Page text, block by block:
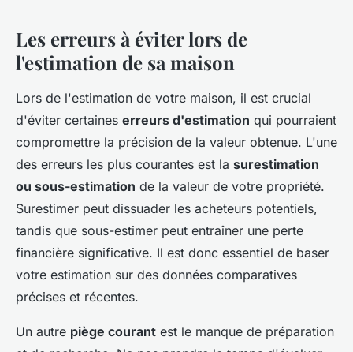
Les erreurs à éviter lors de
l'estimation de sa maison
Lors de l'estimation de votre maison, il est crucial
d'éviter certaines erreurs d'estimation qui pourraient
compromettre la précision de la valeur obtenue. L'une
des erreurs les plus courantes est la surestimation
ou sous-estimation de la valeur de votre propriété.
Surestimer peut dissuader les acheteurs potentiels,
tandis que sous-estimer peut entraîner une perte
financière significative. Il est donc essentiel de baser
votre estimation sur des données comparatives
précises et récentes.
Un autre piège courant est le manque de préparation